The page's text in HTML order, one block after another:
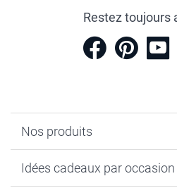
Restez toujours
Nos produits
Calendrier photo & Agenda photo
Idées cadeaux par occasion